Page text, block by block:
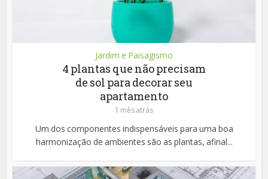
Jardim e Paisagismo
4 plantas que não precisam
de sol para decorar seu
apartamento
1 mês atrás
Um dos componentes indispensáveis para uma boa
harmonização de ambientes são as plantas, afinal...